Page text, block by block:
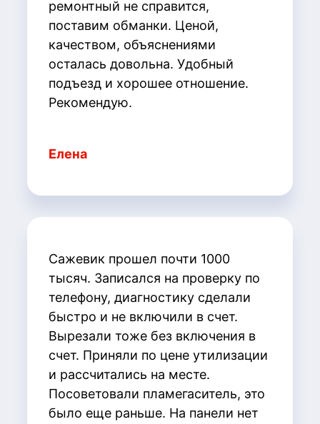
ремонтный не справится,
поставим обманки. Ценой,
качеством, объяснениями
осталась довольна. Удобный
подъезд и хорошее отношение.
Рекомендую.
Елена
Сажевик прошел почти 1000
тысяч. Записался на проверку по
телефону, диагностику сделали
быстро и не включили в счет.
Вырезали тоже без включения в
счет. Приняли по цене утилизации
и рассчитались на месте.
Посоветовали пламегаситель, это
было еще раньше. На панели нет